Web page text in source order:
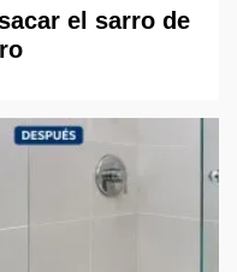
el sarro de